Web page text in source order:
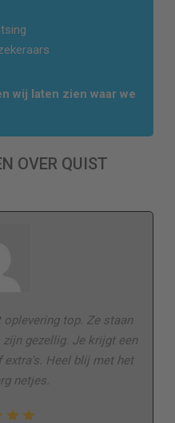
wij laten zien waar we
OVER QUIST
top. Ze staan
gezellig. Je krijgt een
extra's. Heel blij met het
netjes.